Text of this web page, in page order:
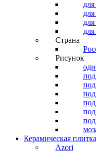
Страна
Рисунок
Керамическая плитка
Azori